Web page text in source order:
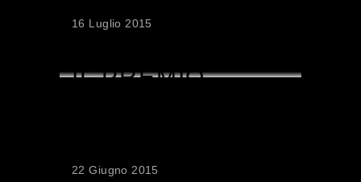
16 Luglio 2015
IL PREMIO
22 Giugno 2015